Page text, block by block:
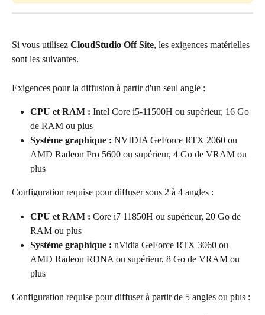
Si vous utilisez CloudStudio Off Site, les exigences matérielles
sont les suivantes.
Exigences pour la diffusion à partir d'un seul angle :
CPU et RAM : Intel Core i5-11500H ou supérieur, 16 Go
de RAM ou plus
Système graphique : NVIDIA GeForce RTX 2060 ou
AMD Radeon Pro 5600 ou supérieur, 4 Go de VRAM ou
plus
Configuration requise pour diffuser sous 2 à 4 angles :
CPU et RAM : Core i7 11850H ou supérieur, 20 Go de
RAM ou plus
Système graphique : nVidia GeForce RTX 3060 ou
AMD Radeon RDNA ou supérieur, 8 Go de VRAM ou
plus
Configuration requise pour diffuser à partir de 5 angles ou plus :